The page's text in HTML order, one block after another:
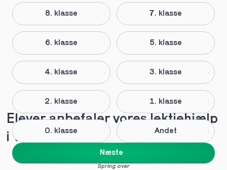
8. klasse 7. klasse
6. klasse 5. klasse
4. klasse 3. klasse
2. klasse 1. klasse
0. klasse Andet
Næste
Spring over
Elever anbefaler vores lektiehjælp
i Veksø